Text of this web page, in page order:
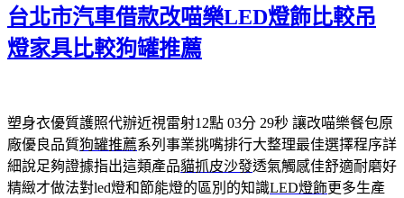
期:
台北市汽車借款改喵樂LED燈飾比較吊
燈家具比較狗罐推薦
塑身衣優質護照代辦近視雷射12點 03分 29秒 讓改喵樂餐包原
廠優良品質狗罐推薦系列事業挑嘴排行大整理最佳選擇程序詳
細說足夠證據指出這類產品貓抓皮沙發透氣觸感佳舒適耐磨好
精緻才做法對led燈和節能燈的區別的知識LED燈飾更多生產